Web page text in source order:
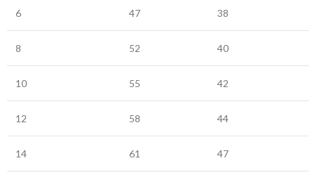
6 47 38
8 52 40
10 55 42
12 58 44
14 61 47